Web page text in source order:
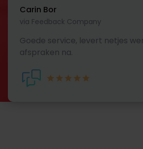
Carin Bor
via Feedback Company
Goede service, levert netjes
afspraken na.